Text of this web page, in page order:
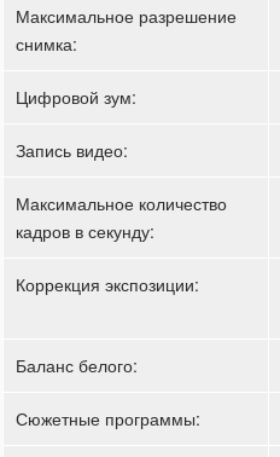
Максимальное разрешение
снимка:
Цифровой зум:
Запись видео:
Максимальное количество
кадров в секунду:
Коррекция экспозиции:
Баланс белого:
Сюжетные программы: